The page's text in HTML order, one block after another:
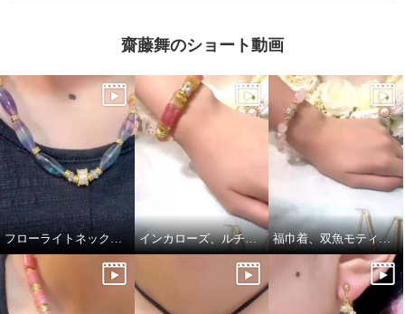
齋藤舞のショート動画
インカローズ、ルチルクォーツブレスレット 福巾着、双魚モティーフブレスレット